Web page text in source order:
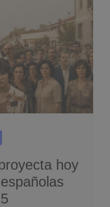
hoy